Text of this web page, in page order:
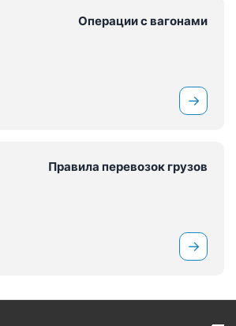
Операции с вагонами
→
Правила перевозок грузов
→